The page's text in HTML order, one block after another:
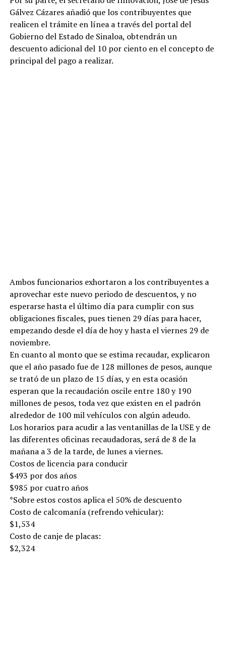
Gálvez Cázares añadió que los contribuyentes que
realicen el trámite en línea a través del portal del
Gobierno del Estado de Sinaloa, obtendrán un
descuento adicional del 10 por ciento en el concepto de
principal del pago a realizar.
Ambos funcionarios exhortaron a los contribuyentes a
aprovechar este nuevo periodo de descuentos, y no
esperarse hasta el último día para cumplir con sus
obligaciones fiscales, pues tienen 29 días para hacer,
empezando desde el día de hoy y hasta el viernes 29 de
noviembre.
En cuanto al monto que se estima recaudar, explicaron
que el año pasado fue de 128 millones de pesos, aunque
se trató de un plazo de 15 días, y en esta ocasión
esperan que la recaudación oscile entre 180 y 190
millones de pesos, toda vez que existen en el padrón
alrededor de 100 mil vehículos con algún adeudo.
Los horarios para acudir a las ventanillas de la USE y de
las diferentes oficinas recaudadoras, será de 8 de la
mañana a 3 de la tarde, de lunes a viernes.
Costos de licencia para conducir
$493 por dos años
$985 por cuatro años
*Sobre estos costos aplica el 50% de descuento
Costo de calcomanía (refrendo vehicular):
$1,534
Costo de canje de placas:
$2,324